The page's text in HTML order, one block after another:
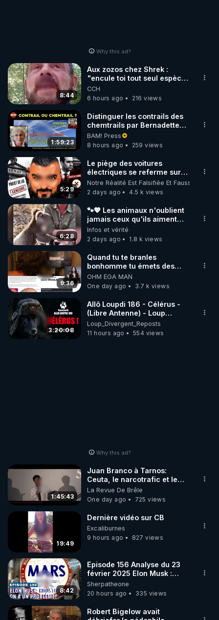
Why this ad?
8:44
Aux zozos chez Shrek :
"encule toi tout seul espèce
de mal polish"
CCH
6 hours ago
216 views
1:59:23
Distinguer les contrails des
chemtrails par Bernadette
Bihin
BAM! Press
8 hours ago
259 views
5:29
Le piège des voitures
électriques se referme sur
les usagers !
Notre Réalité Est Falsifiée Et Fausse
2 days ago
4.5 k views
6:28
🐾💖 Les animaux n'oublient
jamais ceux qu'ils aiment…
🥹❤️
Infos et vérité
2 days ago
1.8 k views
9:36
Quand tu te branles
bonhomme tu émets des
ondes ils ont juste omis de
t'expliquer
OHM ÉGA MAN
One day ago
3.7 k views
3:20:08
Allô Loupdi 186 - Célérus -
(Libre Antenne) - Loup
Divergent 2026.08.06
Loup_Divergent_Reposts
11 hours ago
554 views
Why this ad?
1:45:43
Juan Branco à Tarnos:
Ceuta, le narcotrafic et le
pouvoir en France
La Revue De Brêle
One day ago
725 views
19:49
Dernière vidéo sur CB
Excaliburnes
9 hours ago
827 views
8:42
Episode 156 Analyse du 23
février 2025 Elon Musk :
Houston , on a un problème !
Sherpatheone
20 hours ago
335 views
Robert Bigelow avait